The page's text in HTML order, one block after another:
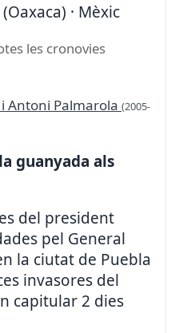
· Mèxic
les cronovies
Antoni Palmarola (2005-
guanyada als
del president
pel General
la ciutat de Puebla
invasores del
capitular 2 dies